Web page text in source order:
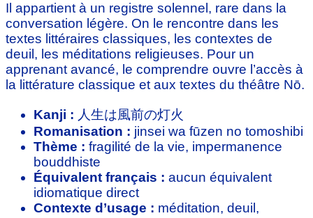
Il appartient à un registre solennel, rare dans la
conversation légère. On le rencontre dans les
textes littéraires classiques, les contextes de
deuil, les méditations religieuses. Pour un
apprenant avancé, le comprendre ouvre l’accès à
la littérature classique et aux textes du théâtre Nō.
Kanji : 人生は風前の灯火
Romanisation : jinsei wa fūzen no tomoshibi
Thème : fragilité de la vie, impermanence
bouddhiste
Équivalent français : aucun équivalent
idiomatique direct
Contexte d’usage : méditation, deuil,